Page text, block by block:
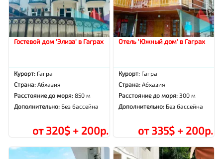
Гостевой дом 'Элиза' в Гаграх
Курорт: Гагра
Страна: Абхазия
Расстояние до моря:850 м
Дополнительно: Без бассейна
от 320$ + 200р.
Отель 'Южный дом' в Гаграх
Курорт: Гагра
Страна: Абхазия
Расстояние до моря: 300 м
Дополнительно: Без бассейна
от 335$ + 200р.